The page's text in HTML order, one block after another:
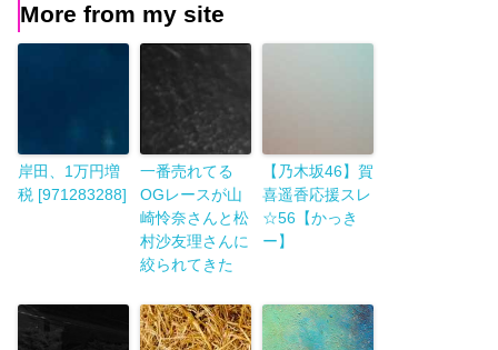
More from my site
岸田、1万円増
税 [971283288]
一番売れてる
OGレースが山
崎怜奈さんと松
村沙友理さんに
絞られてきた
【乃木坂46】賀
喜遥香応援スレ
☆56【かっき
ー】